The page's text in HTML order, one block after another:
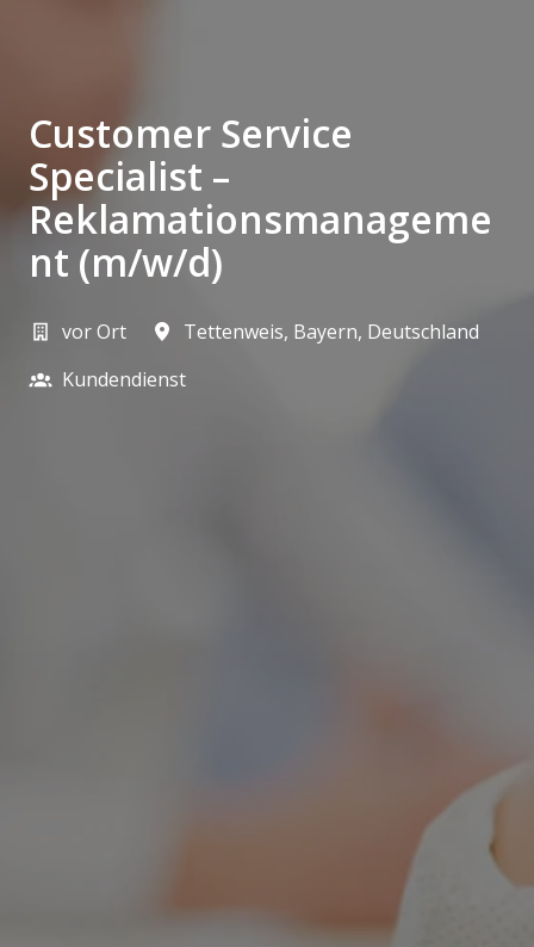
Customer Service
Specialist –
Reklamationsmanageme
nt (m/w/d)
vor Ort Tettenweis, Bayern, Deutschland
Kundendienst